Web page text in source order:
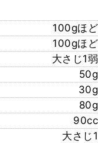
100gほど
100gほど
大さじ1弱
50g
30g
80g
90cc
大さじ1